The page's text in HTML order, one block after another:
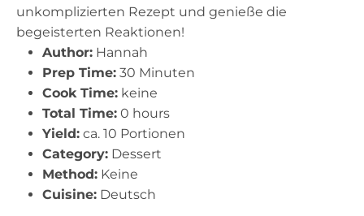
unkomplizierten Rezept und genieße die
begeisterten Reaktionen!
Author: Hannah
Prep Time: 30 Minuten
Cook Time: keine
Total Time: 0 hours
Yield: ca. 10 Portionen
Category: Dessert
Method: Keine
Cuisine: Deutsch